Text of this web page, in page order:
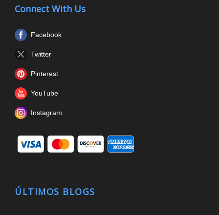
Connect With Us
Facebook
Twitter
Pinterest
YouTube
Instagram
ÚLTIMOS BLOGS